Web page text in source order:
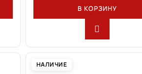
В КОРЗИНУ
НАЛИЧИЕ